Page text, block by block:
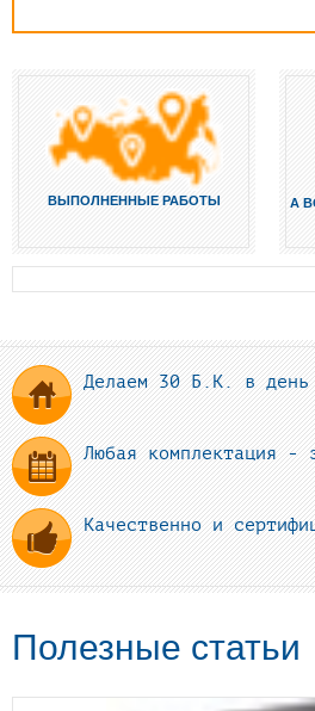
ВЫПОЛНЕННЫЕ РАБОТЫ А
Делаем 30 Б.К. в день
Любая комплектация -
Качественно и
Полезные статьи